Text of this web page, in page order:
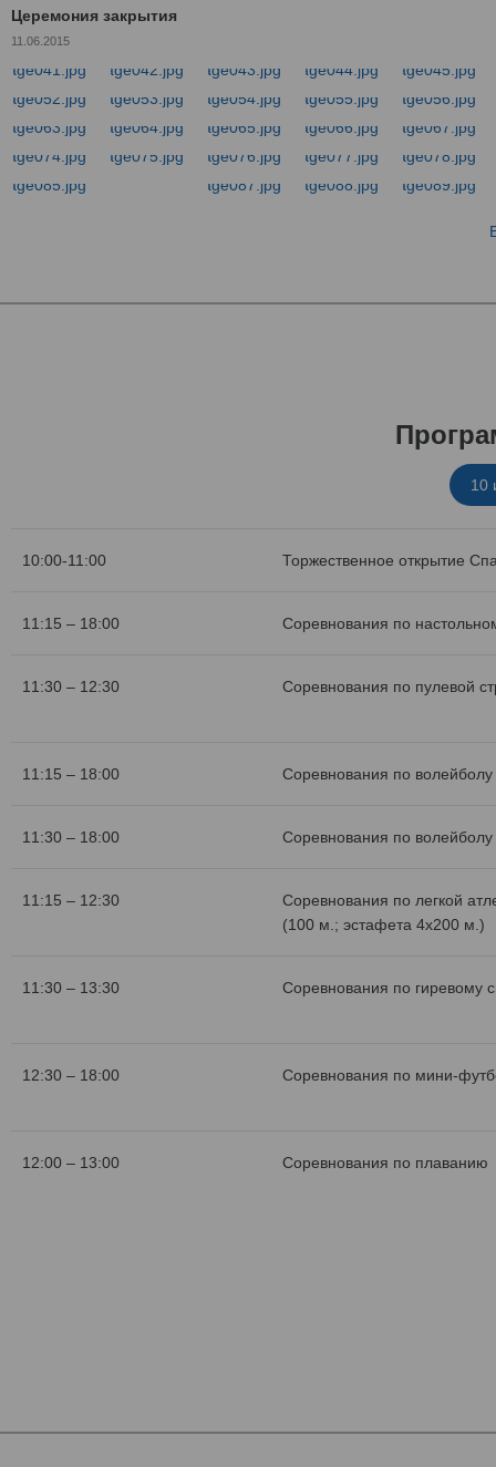
Церемония закрытия
11.06.2015
10
10:00-11:00 Торжественное открытие
11:15 – 18:00 Соревнования по
11:30 – 12:30 Соревнования по пулевой
11:15 – 18:00 Соревнования по
11:30 – 18:00 Соревнования по
11:15 – 12:30
Соревнования по легкой
(100 м.; эстафета 4х200 м.)
11:30 – 13:30 Соревнования по гиревому
12:30 – 18:00 Соревнования по мини-
12:00 – 13:00 Соревнования по плаванию